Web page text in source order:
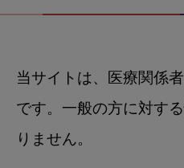
当サイトは、医療関係
です。一般の方に対す
りません。